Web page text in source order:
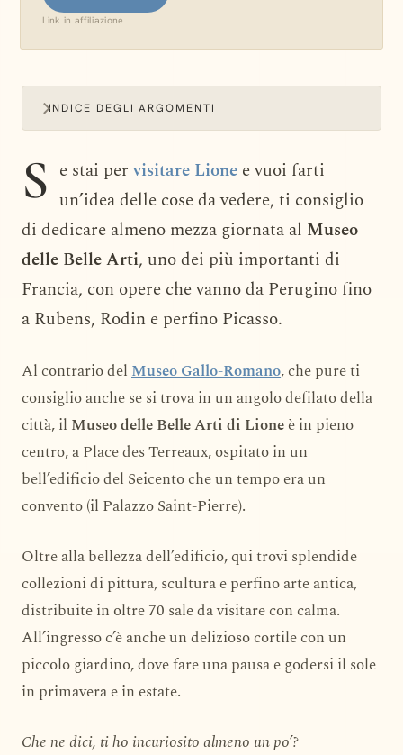
Link in affiliazione
INDICE DEGLI ARGOMENTI
S e stai pervisitare Lione e vuoi farti
un’idea delle cose da vedere, ti consiglio
di dedicare almeno mezza giornata al Museo
delle Belle Arti, uno dei più importanti di
Francia, con opere che vanno da Perugino fino
a Rubens, Rodin e perfino Picasso.
Al contrario delMuseo Gallo-Romano, che pure ti
consiglio anche se si trova in un angolo defilato della
città, il Museo delle Belle Arti di Lioneè in pieno
centro, a Place des Terreaux, ospitato in un
bell’edificio del Seicento che un tempo era un
convento (il Palazzo Saint-Pierre).
Oltre alla bellezza dell’edificio, qui trovi splendide
collezioni di pittura, scultura e perfino arte antica,
distribuite in oltre 70 sale da visitare con calma.
All’ingresso c’è anche un delizioso cortile con un
piccolo giardino, dove fare una pausa e godersi il sole
in primavera e in estate.
Che ne dici, ti ho incuriosito almeno un po’?